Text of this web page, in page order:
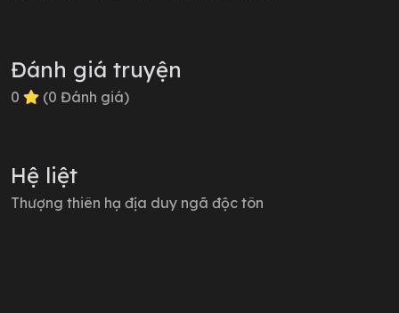
Đánh giá truyện
0 (0 Đánh giá)
Hệ liệt
Thượng thiên hạ địa duy ngã độc tôn